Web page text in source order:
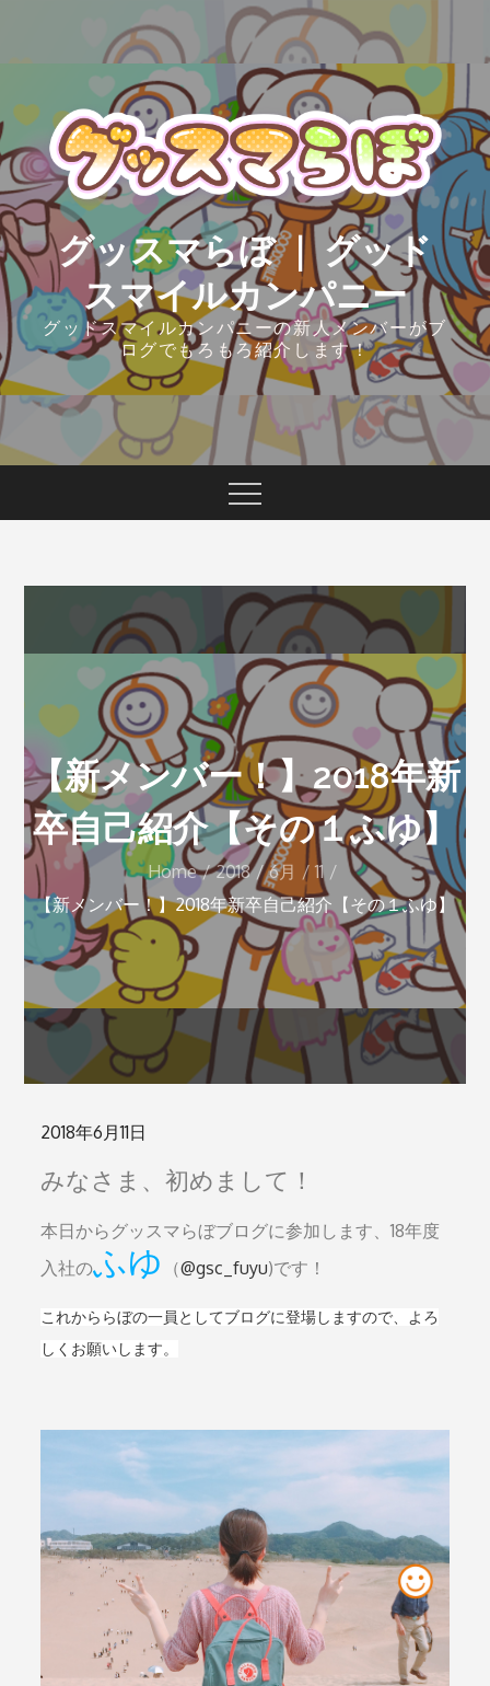
グッスマらぼ ｜ グッド
スマイルカンパニー
グッドスマイルカンパニーの新人メンバーがブ
ログでもろもろ紹介します！
【新メンバー！】2018年新
卒自己紹介【その１ふゆ】
Home 2018 6月
11
【新メンバー！】2018年新卒自己紹介【その１ふゆ】
Posted
2018年6月11日
みなさま、初めまして！
本日からグッスマらぼブログに参加します、18年度
入社のふゆ （@gsc_fuyu)です！
これかららぼの一員としてブログに登場しますので、よろ
しくお願いします。